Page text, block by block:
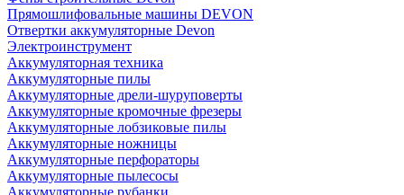
Прямошлифовальные машины DEVON
Отвертки аккумуляторные Devon
Электроинструмент
Аккумуляторная техника
Аккумуляторные пилы
Аккумуляторные дрели-шуруповерты
Аккумуляторные кромочные фрезеры
Аккумуляторные лобзиковые пилы
Аккумуляторные ножницы
Аккумуляторные перфораторы
Аккумуляторные пылесосы
Аккумуляторные рубанки